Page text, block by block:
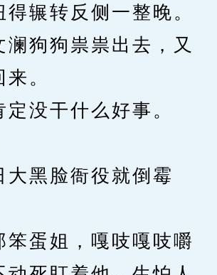
转反侧一整晚。
狗狗祟祟出去，又
。
没干什么好事。
黑脸衙役就倒霉
蛋姐，嘎吱嘎吱嚼